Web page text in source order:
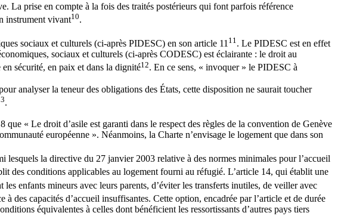
La prise en compte à la fois des traités postérieurs qui font parfois référence
instrument vivant10.
sociaux et culturels (ci-après PIDESC) en son article 11 11. Le PIDESC est en effet
sociaux et culturels (ci-après CODESC) est éclairante : le droit au
sécurité, en paix et dans la dignité12. En ce sens, « invoquer » le PIDESC à
analyser la teneur des obligations des États, cette disposition ne saurait toucher
.
« Le droit d’asile est garanti dans le respect des règles de la convention de Genève
européenne ». Néanmoins, la Charte n’envisage le logement que dans son
lesquels la directive du 27 janvier 2003 relative à des normes minimales pour l’accueil
des conditions applicables au logement fourni au réfugié. L’article 14, qui établit une
enfants mineurs avec leurs parents, d’éviter les transferts inutiles, de veiller avec
des capacités d’accueil insuffisantes. Cette option, encadrée par l’article et de durée
équivalentes à celles dont bénéficient les ressortissants d’autres pays tiers